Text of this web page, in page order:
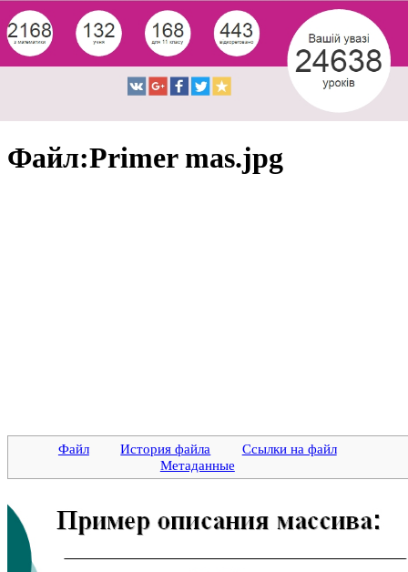
Файл:Primer mas.jpg
Файл История файла
Ссылки на файл
Метаданные